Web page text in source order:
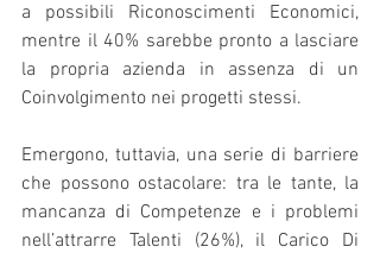
a possibili Riconoscimenti Economici,
mentre il 40% sarebbe pronto a lasciare
la propria azienda in assenza di un
Coinvolgimento nei progetti stessi.
Emergono, tuttavia, una serie di barriere
che possono ostacolare: tra le tante, la
mancanza di Competenze e i problemi
nell’attrarre Talenti (26%), il Carico Di